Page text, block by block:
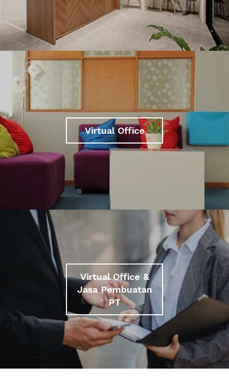
Virtual Office
Virtual Office &
Jasa Pembuatan
PT